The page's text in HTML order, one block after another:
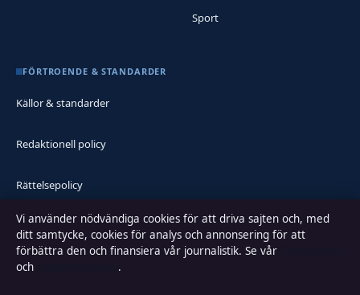
Sport
FÖRTROENDE & STANDARDER
Källor & standarder
Redaktionell policy
Rättelsepolicy
Faktagranskningspolicy
Ägande & finansiering
Vi använder nödvändiga cookies för att driva sajten och, med
ditt samtycke, cookies för analys och annonsering för att
förbättra den och finansiera vår journalistik. Se vår
och
.